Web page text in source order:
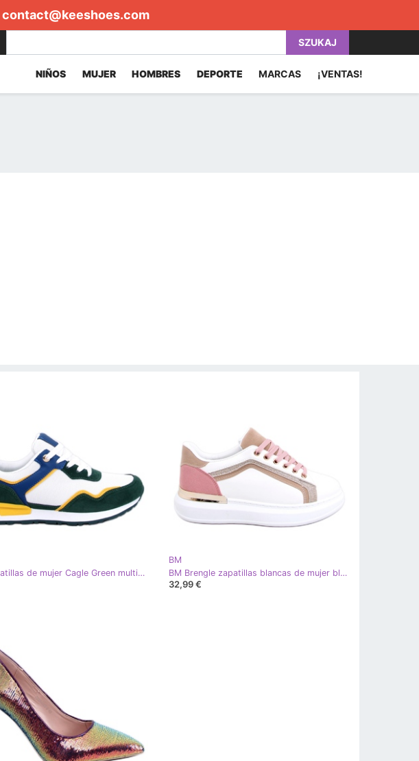
contact@keeshoes.com
SZUKAJ
NIÑOS MUJER HOMBRES DEPORTE MARCAS ¡VENTAS!
BM Zapatillas de mujer Cagle Green multicolor
BM
BM Brengle zapatillas blancas de mujer blanco rosa multicolor
32,99 €